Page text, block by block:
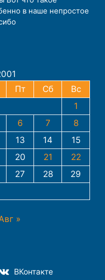
в наше непростое
Пт Сб
Вс
1
6 7
8
13 14
15
20 21
22
27 28
29
»
ВКонтакте